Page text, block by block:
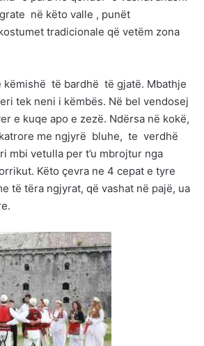
në këto valle , punët
tradicionale që vetëm zona
këmishë të bardhë të gjatë. Mbathje
tek neni i këmbës. Në bel vendosej
e kuqe apo e zezë. Ndërsa në kokë,
me ngjyrë bluhe, te verdhë
mbi vetulla per t’u mbrojtur nga
Këto çevra ne 4 cepat e tyre
të tëra ngjyrat, që vashat në pajë, ua